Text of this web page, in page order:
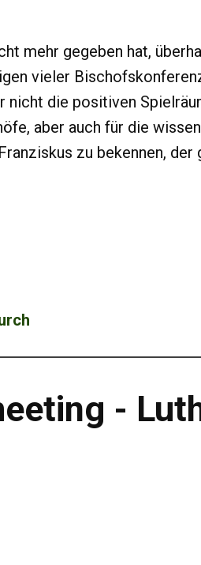
mehr gegeben hat,
vieler
die positiven
aber auch für die
zu bekennen, der
-